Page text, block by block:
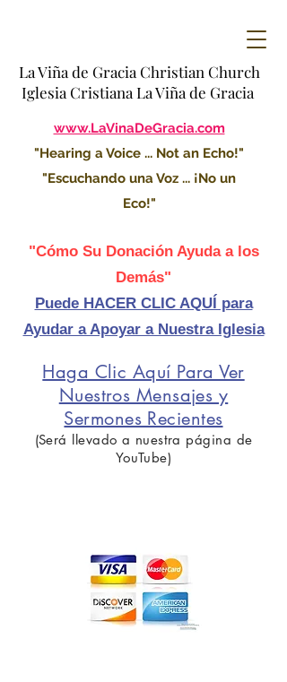
La Viña de Gracia Christian Church
Iglesia Cristiana La Viña de Gracia
www.LaVinaDeGracia.com
"Hearing a Voice ... Not an Echo!"
"Escuchando una Voz ... ¡No un
Eco!"
"Cómo Su Donación Ayuda a los
Demás"
Puede HACER CLIC AQUÍ para
Ayudar a Apoyar a Nuestra Iglesia
Haga Clic Aquí Para Ver
Nuestros Mensajes y
Sermones Recientes
(Será llevado a nuestra página de
YouTube)